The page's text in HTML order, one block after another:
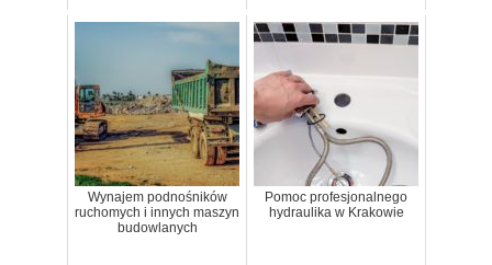
Wynajem podnośników
ruchomych i innych maszyn
budowlanych
Pomoc profesjonalnego
hydraulika w Krakowie